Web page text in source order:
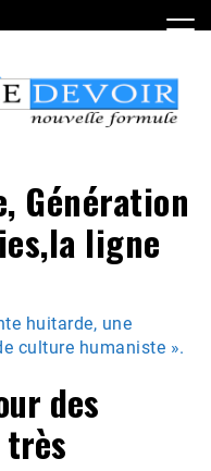
Génération
ligne
huitarde, une
culture humaniste ».
des
très